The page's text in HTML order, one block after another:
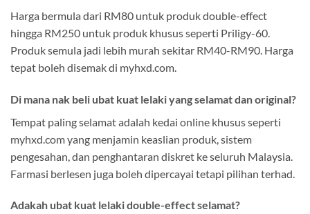
Harga bermula dari RM80 untuk produk double-effect
hingga RM250 untuk produk khusus seperti Priligy-60.
Produk semula jadi lebih murah sekitar RM40-RM90. Harga
tepat boleh disemak di myhxd.com.
Di mana nak beli ubat kuat lelaki yang selamat dan original?
Tempat paling selamat adalah kedai online khusus seperti
myhxd.com yang menjamin keaslian produk, sistem
pengesahan, dan penghantaran diskret ke seluruh Malaysia.
Farmasi berlesen juga boleh dipercayai tetapi pilihan terhad.
Adakah ubat kuat lelaki double-effect selamat?